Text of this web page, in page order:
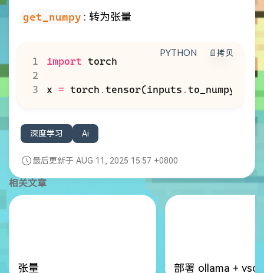
get_numpy : 转为张量
import torch
x = torch . tensor(inputs . to_numpy
📄拷贝
PYTHON
深度学习 Ai
最后更新于 AUG 11, 2025 15:57 +0800
相关文章
张量 部署 ollama +